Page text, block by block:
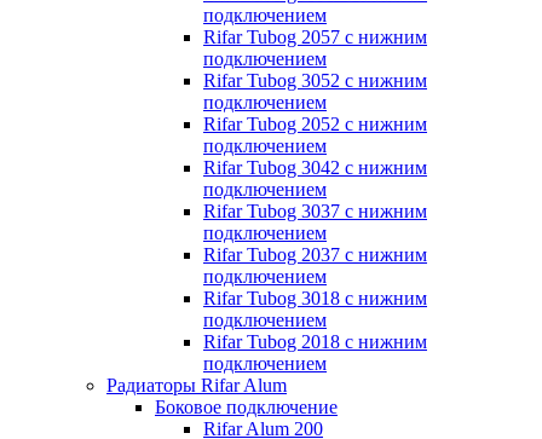
подключением
Rifar Tubog 2057 с нижним
подключением
Rifar Tubog 3052 с нижним
подключением
Rifar Tubog 2052 с нижним
подключением
Rifar Tubog 3042 с нижним
подключением
Rifar Tubog 3037 с нижним
подключением
Rifar Tubog 2037 с нижним
подключением
Rifar Tubog 3018 с нижним
подключением
Rifar Tubog 2018 с нижним
подключением
Радиаторы Rifar Alum
Боковое подключение
Rifar Alum 200